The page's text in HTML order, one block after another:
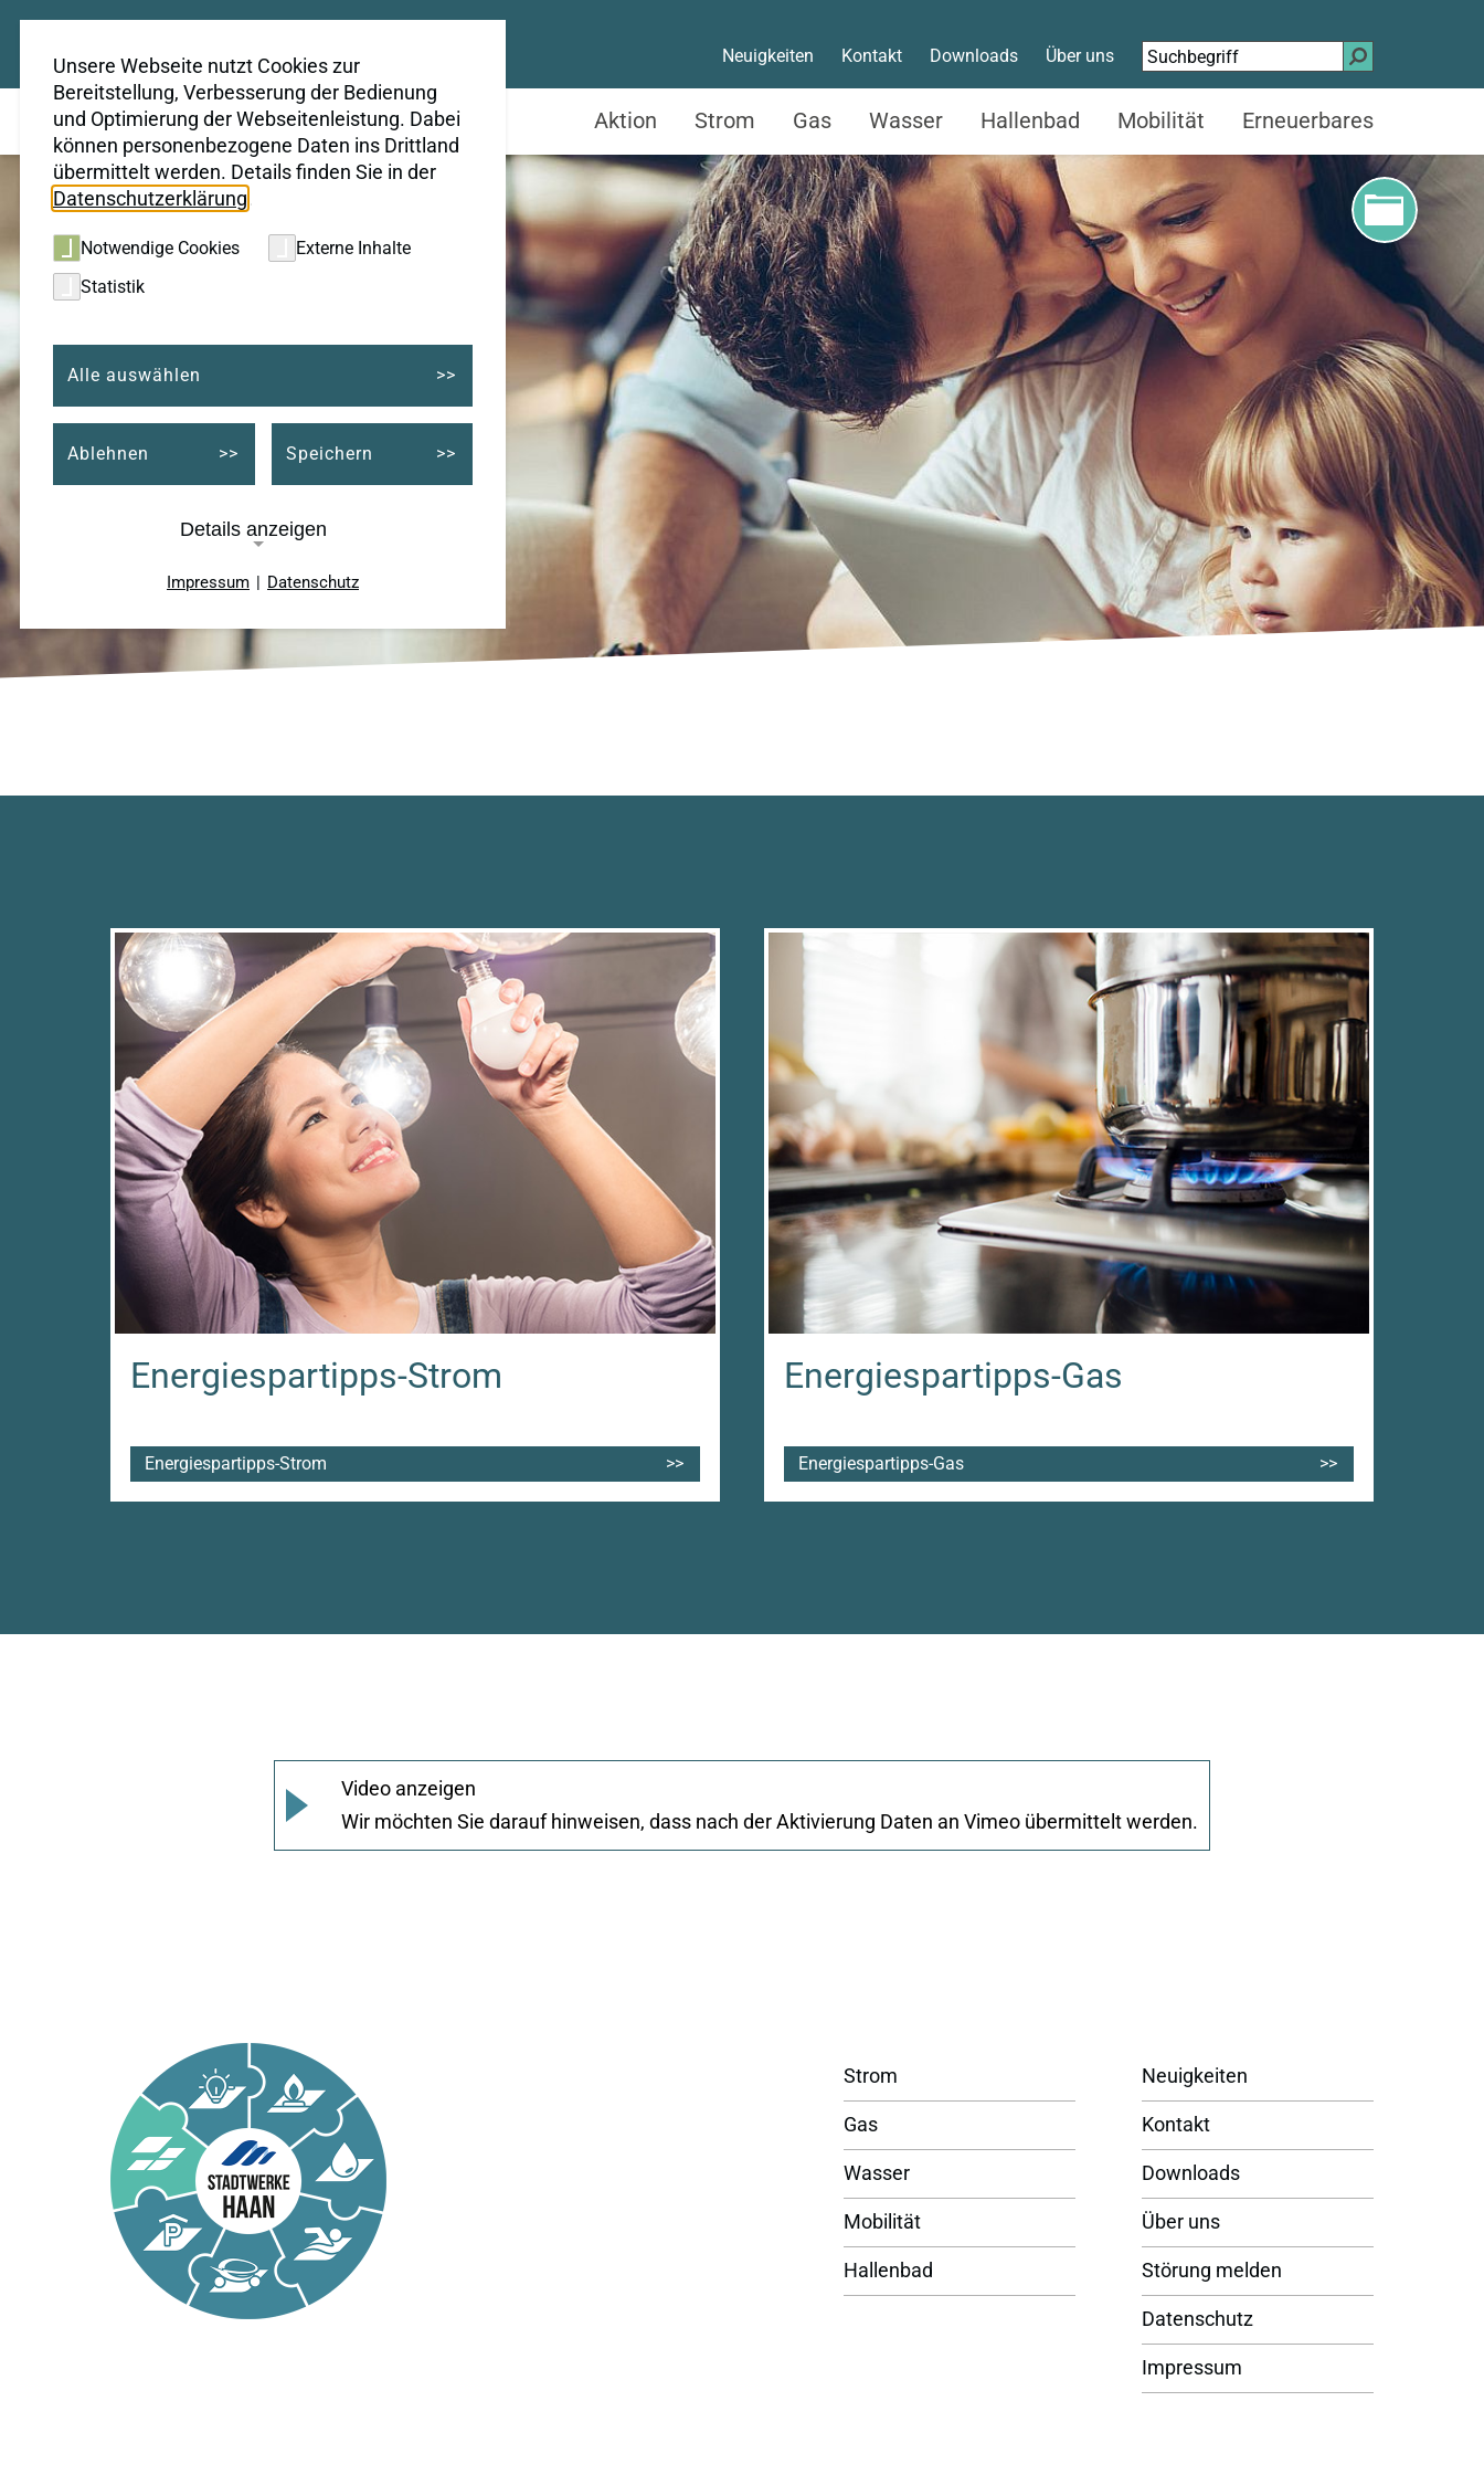
Neuigkeiten Kontakt Downloads Über uns
Suchen
nach:
Aktion Strom Gas Wasser Hallenbad Mobilität Erneuerbares
Service
Energiespartipps
Energiespartipps-Strom
Energiespartipps-Strom
Energiespartipps-Gas
Energiespartipps-Gas
Video anzeigen
Wir möchten Sie darauf hinweisen, dass nach der Aktivierung Daten an Vimeo übermittelt werden.
Strom
Gas
Wasser
Mobilität
Hallenbad
Neuigkeiten
Kontakt
Downloads
Über uns
Störung melden
Datenschutz
Impressum
Unsere Webseite nutzt Cookies zur
Bereitstellung, Verbesserung der Bedienung
und Optimierung der Webseitenleistung. Dabei
können personenbezogene Daten ins Drittland
übermittelt werden. Details finden Sie in der
Datenschutzerklärung.
Notwendige Cookies
Externe Inhalte
Statistik
Alle auswählen
Ablehnen Speichern
Details anzeigen
Name:
fe_typo_user
Cookie
Laufzeit:
Session
Externe Inhalte
Google Maps
Anbieter:
Google LLC
Google Analytics
Laufzeit:
Impressum | Datenschutz